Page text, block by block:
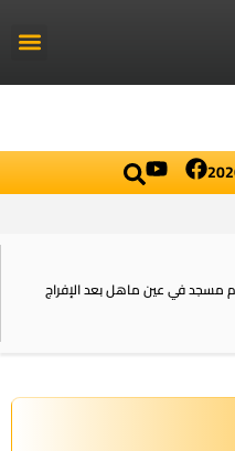
مسجد في عين ماهل بعد الإفراج